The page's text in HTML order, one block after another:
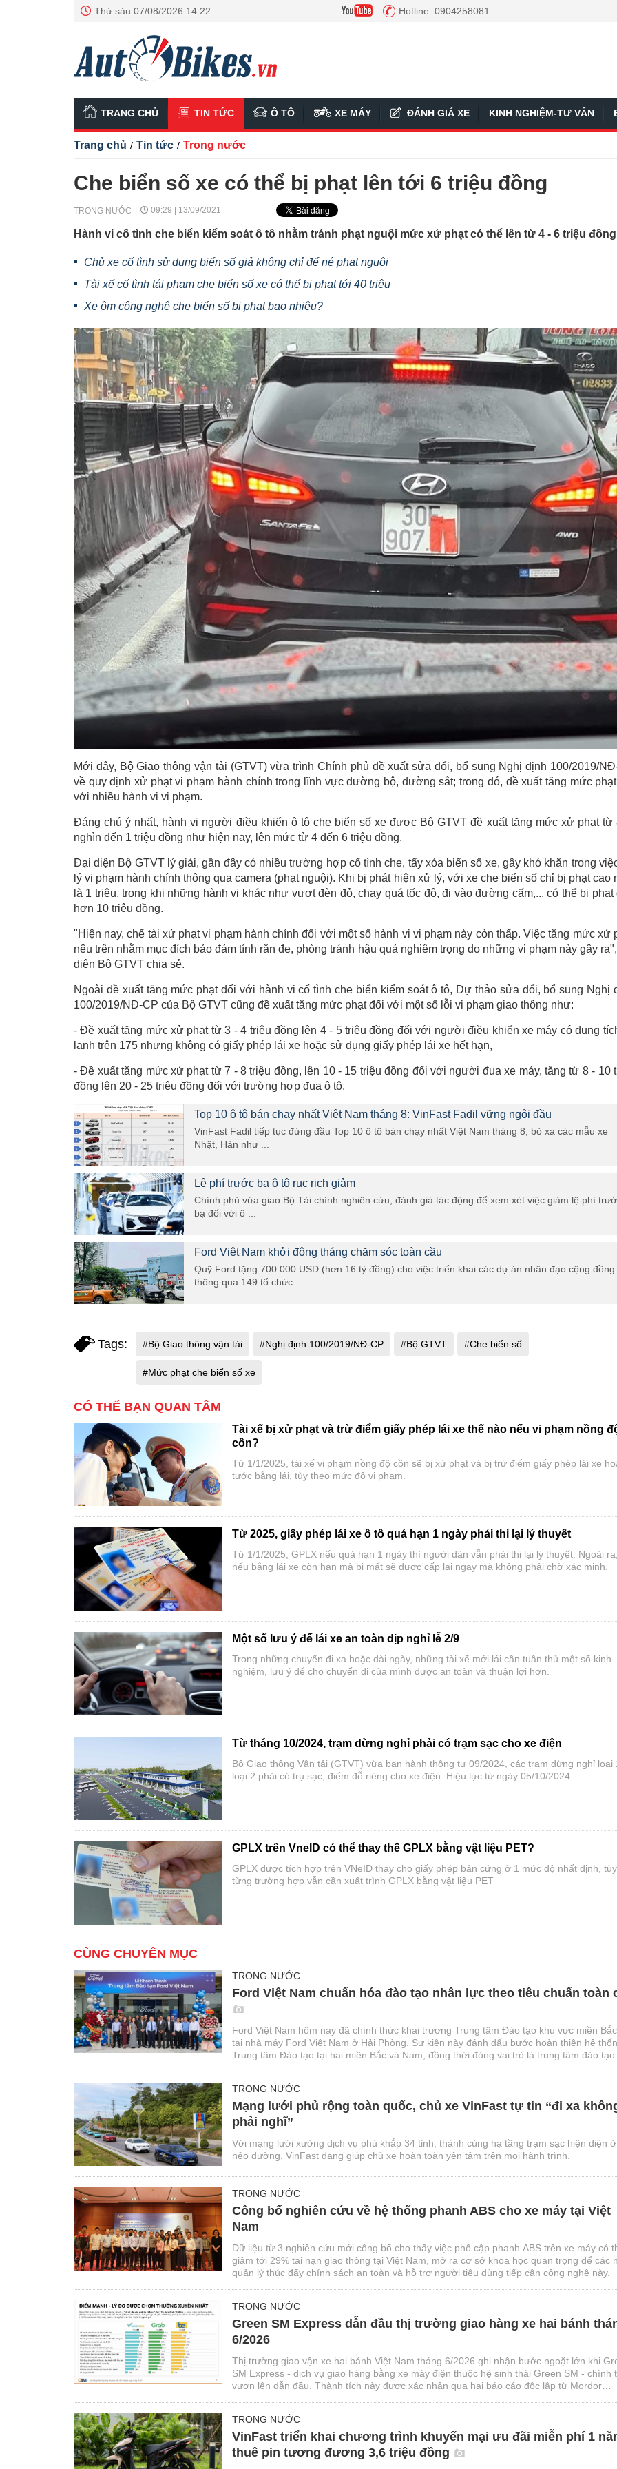
Thứ sáu 07/08/2026 14:22 Hotline: 0904258081
TRANG CHỦ TIN TỨC Ô TÔ XE MÁY ĐÁNH GIÁ XE KINH NGHIỆM-TƯ VẤN
Trang chủ / Tin tức / Trong nước
Che biển số xe có thể bị phạt lên tới 6 triệu đồng
TRONG NƯỚC 09:29 | 13/09/2021
Hành vi cố tình che biển kiểm soát ô tô nhằm tránh phạt nguội mức xử phạt có thể lên từ 4 - 6 triệu đồng
Chủ xe cố tình sử dụng biển số giả không chỉ để né phạt nguội
Tài xế cố tình tái phạm che biển số xe có thể bị phạt tới 40 triệu
Xe ôm công nghệ che biển số bị phạt bao nhiêu?
Mới đây, Bộ Giao thông vận tải (GTVT) vừa trình Chính phủ đề xuất sửa đổi, bổ sung Nghị định 100/2019/
về quy định xử phạt vi phạm hành chính trong lĩnh vực đường bộ, đường sắt; trong đó, đề xuất tăng mức
với nhiều hành vi vi phạm.
Đáng chú ý nhất, hành vi người điều khiển ô tô che biển số xe được Bộ GTVT đề xuất tăng mức xử phạt từ
nghìn đến 1 triệu đồng như hiện nay, lên mức từ 4 đến 6 triệu đồng.
Đại diện Bộ GTVT lý giải, gần đây có nhiều trường hợp cố tình che, tẩy xóa biển số xe, gây khó khăn trong
lý vi phạm hành chính thông qua camera (phạt nguội). Khi bị phát hiện xử lý, với xe che biển số chỉ bị phạt cao
là 1 triệu, trong khi những hành vi khác như vượt đèn đỏ, chạy quá tốc độ, đi vào đường cấm,... có thể bị phạt
hơn 10 triệu đồng.
"Hiện nay, chế tài xử phạt vi phạm hành chính đối với một số hành vi vi phạm này còn thấp. Việc tăng mức xử
nêu trên nhằm mục đích bảo đảm tính răn đe, phòng tránh hậu quả nghiêm trọng do những vi phạm này gây
diện Bộ GTVT chia sẻ.
Ngoài đề xuất tăng mức phạt đối với hành vi cố tình che biển kiểm soát ô tô, Dự thảo sửa đổi, bổ sung Nghị
100/2019/NĐ-CP của Bộ GTVT cũng đề xuất tăng mức phạt đối với một số lỗi vi phạm giao thông như:
- Đề xuất tăng mức xử phạt từ 3 - 4 triệu đồng lên 4 - 5 triệu đồng đối với người điều khiển xe máy có dung
lanh trên 175 nhưng không có giấy phép lái xe hoặc sử dụng giấy phép lái xe hết hạn,
- Đề xuất tăng mức xử phạt từ 7 - 8 triệu đồng, lên 10 - 15 triệu đồng đối với người đua xe máy, tăng từ 8 - 10
đồng lên 20 - 25 triệu đồng đối với trường hợp đua ô tô.
Top 10 ô tô bán chạy nhất Việt Nam tháng 8: VinFast Fadil vững ngôi đầu
VinFast Fadil tiếp tục đứng đầu Top 10 ô tô bán chạy nhất Việt Nam tháng 8, bỏ xa các mẫu xe
Nhật, Hàn như ...
Lệ phí trước bạ ô tô rục rịch giảm
Chính phủ vừa giao Bộ Tài chính nghiên cứu, đánh giá tác động để xem xét việc giảm lệ phí
bạ đối với ô ...
Ford Việt Nam khởi động tháng chăm sóc toàn cầu
Quỹ Ford tặng 700.000 USD (hơn 16 tỷ đồng) cho việc triển khai các dự án nhân đạo cộng đồng
thông qua 149 tổ chức ...
Tags: #Bộ Giao thông vận tải #Nghị định 100/2019/NĐ-CP #Bộ GTVT #Che biển số
#Mức phạt che biển số xe
CÓ THỂ BẠN QUAN TÂM
Tài xế bị xử phạt và trừ điểm giấy phép lái xe thế nào nếu vi phạm nồng
cồn?
Từ 1/1/2025, tài xế vi phạm nồng độ cồn sẽ bị xử phạt và bị trừ điểm giấy phép lái xe
tước bằng lái, tùy theo mức độ vi phạm.
Từ 2025, giấy phép lái xe ô tô quá hạn 1 ngày phải thi lại lý thuyết
Từ 1/1/2025, GPLX nếu quá hạn 1 ngày thì người dân vẫn phải thi lại lý thuyết. Ngoài ra,
nếu bằng lái xe còn hạn mà bị mất sẽ được cấp lại ngay mà không phải chờ xác minh.
Một số lưu ý để lái xe an toàn dịp nghỉ lễ 2/9
Trong những chuyến đi xa hoặc dài ngày, những tài xế mới lái cần tuân thủ một số kinh
nghiệm, lưu ý để cho chuyến đi của mình được an toàn và thuận lợi hơn.
Từ tháng 10/2024, trạm dừng nghỉ phải có trạm sạc cho xe điện
Bộ Giao thông Vận tải (GTVT) vừa ban hành thông tư 09/2024, các trạm dừng nghỉ loại
loại 2 phải có trụ sạc, điểm đỗ riêng cho xe điện. Hiệu lực từ ngày 05/10/2024
GPLX trên VneID có thể thay thế GPLX bằng vật liệu PET?
GPLX được tích hợp trên VNeID thay cho giấy phép bản cứng ở 1 mức độ nhất định, tùy
từng trường hợp vẫn cần xuất trình GPLX bằng vật liệu PET
CÙNG CHUYÊN MỤC
TRONG NƯỚC
Ford Việt Nam chuẩn hóa đào tạo nhân lực theo tiêu chuẩn toàn
Ford Việt Nam hôm nay đã chính thức khai trương Trung tâm Đào tạo khu vực miền
tại nhà máy Ford Việt Nam ở Hải Phòng. Sự kiện này đánh dấu bước hoàn thiện hệ
Trung tâm Đào tạo tại hai miền Bắc và Nam, đồng thời đóng vai trò là trung tâm đào tạo
TRONG NƯỚC
Mạng lưới phủ rộng toàn quốc, chủ xe VinFast tự tin “đi xa
phải nghĩ”
Với mạng lưới xưởng dịch vụ phủ khắp 34 tỉnh, thành cùng hạ tầng trạm sạc hiện diện
nẻo đường, VinFast đang giúp chủ xe hoàn toàn yên tâm trên mọi hành trình.
TRONG NƯỚC
Công bố nghiên cứu về hệ thống phanh ABS cho xe máy tại Việt
Nam
Dữ liệu từ 3 nghiên cứu mới công bố cho thấy việc phổ cập phanh ABS trên xe máy có
giảm tới 29% tai nạn giao thông tại Việt Nam, mở ra cơ sở khoa học quan trọng để các
quản lý thúc đẩy chính sách an toàn và hỗ trợ người tiêu dùng tiếp cận công nghệ này.
TRONG NƯỚC
Green SM Express dẫn đầu thị trường giao hàng xe hai bánh
6/2026
Thị trường giao vận xe hai bánh Việt Nam tháng 6/2026 ghi nhận bước ngoặt lớn khi
SM Express - dịch vụ giao hàng bằng xe máy điện thuộc hệ sinh thái Green SM - chính
vươn lên dẫn đầu. Thành tích này được xác nhận qua hai báo cáo độc lập từ Mordor
TRONG NƯỚC
VinFast triển khai chương trình khuyến mại ưu đãi miễn phí 1
thuê pin tương đương 3,6 triệu đồng